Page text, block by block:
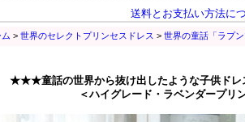
送料とお支払い方法に
> 世界のセレクトプリンセスドレス > 世界の童話「ラプン
★★★童話の世界から抜け出したような子供ド
＜ハイグレード・ラベンダープリ